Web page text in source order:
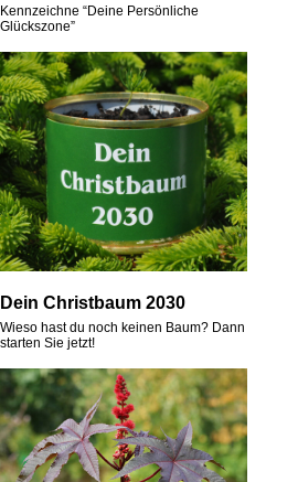
Kennzeichne “Deine Persönliche
Glückszone”
Dein Christbaum 2030
Wieso hast du noch keinen Baum? Dann
starten Sie jetzt!